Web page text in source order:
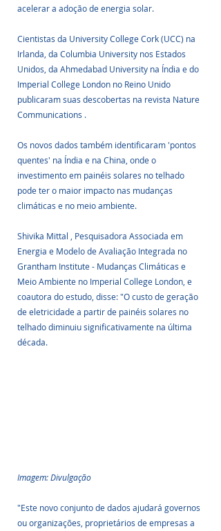
acelerar a adoção de energia solar.
Cientistas da University College Cork (UCC) na
Irlanda, da Columbia University nos Estados
Unidos, da Ahmedabad University na Índia e do
Imperial College London no Reino Unido
publicaram suas descobertas na revista Nature
Communications .
Os novos dados também identificaram 'pontos
quentes' na Índia e na China, onde o
investimento em painéis solares no telhado
pode ter o maior impacto nas mudanças
climáticas e no meio ambiente.
Shivika Mittal , Pesquisadora Associada em
Energia e Modelo de Avaliação Integrada no
Grantham Institute - Mudanças Climáticas e
Meio Ambiente no Imperial College London, e
coautora do estudo, disse: "O custo de geração
de eletricidade a partir de painéis solares no
telhado diminuiu significativamente na última
década.
Imagem: Divulgação
"Este novo conjunto de dados ajudará governos
ou organizações, proprietários de empresas a